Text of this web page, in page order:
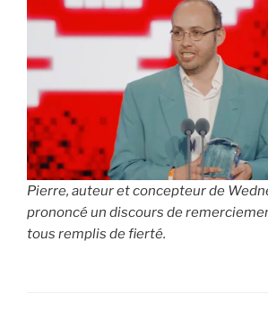
Pierre, auteur et concepteur de
prononcé un discours de
tous remplis de fierté.